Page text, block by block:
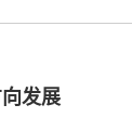
发展